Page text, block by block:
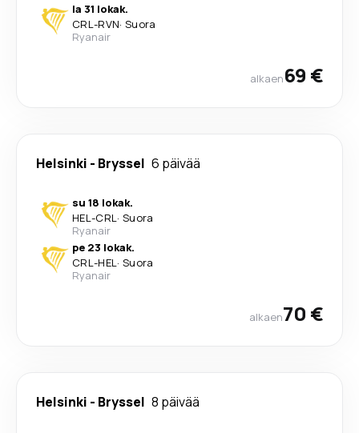
la 31 lokak.
CRL-RVN· Suora
Ryanair
alkaen69 €
Helsinki - Bryssel 6 päivää
su 18 lokak.
HEL-CRL· Suora
Ryanair
pe 23 lokak.
CRL-HEL· Suora
Ryanair
alkaen70 €
Helsinki - Bryssel 8 päivää